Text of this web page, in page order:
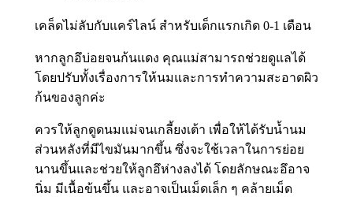
เคล็ดไม่ลับกับแคร์ไลน์ สำหรับเด็กแรกเกิด 0-1 เดือน
หากลูกอึบ่อยจนก้นแดง คุณแม่สามารถช่วยดูแลได้
โดยปรับทั้งเรื่องการให้นมและการทำความสะอาดผิว
ก้นของลูกค่ะ
ควรให้ลูกดูดนมแม่จนเกลี้ยงเต้า เพื่อให้ได้รับน้ำนม
ส่วนหลังที่มีไขมันมากขึ้น ซึ่งจะใช้เวลาในการย่อย
นานขึ้นและช่วยให้ลูกอึห่างลงได้ โดยลักษณะอึอาจ
นิ่ม มีเนื้อข้นขึ้น และอาจเป็นเม็ดเล็ก ๆ คล้ายเม็ด